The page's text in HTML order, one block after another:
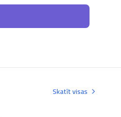
Skatīt visas